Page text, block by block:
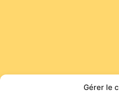
Gérer le